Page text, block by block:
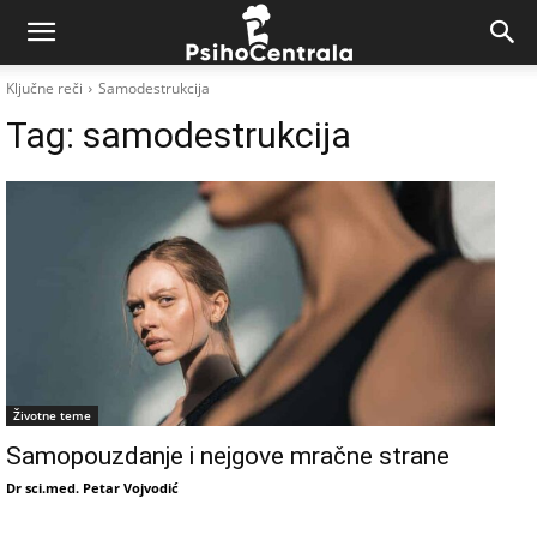
Ključne reči Samodestrukcija
Tag: samodestrukcija
Životne teme
Samopouzdanje i nejgove mračne strane
Dr sci.med. Petar Vojvodić